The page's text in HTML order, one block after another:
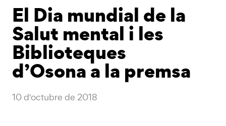
El Dia mundial de la
Salut mental i les
Biblioteques
d’Osona a la premsa
10 d'octubre de 2018